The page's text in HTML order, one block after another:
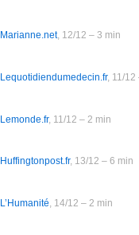
Marianne.net, 12/12 – 3 min
Lequotidiendumedecin.fr, 11/12
Lemonde.fr, 11/12 – 2 min
Huffingtonpost.fr, 13/12 – 6 min
L’Humanité , 14/12 – 2 min